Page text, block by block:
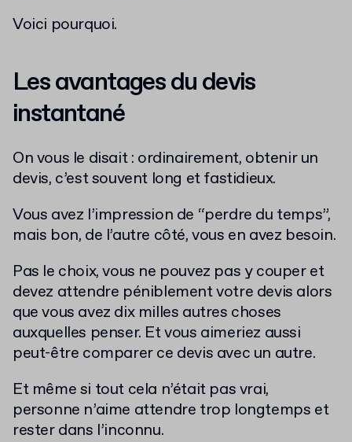
Voici pourquoi.
Les avantages du devis
instantané
On vous le disait : ordinairement, obtenir un
devis, c’est souvent long et fastidieux.
Vous avez l’impression de “perdre du temps”,
mais bon, de l’autre côté, vous en avez besoin.
Pas le choix, vous ne pouvez pas y couper et
devez attendre péniblement votre devis alors
que vous avez dix milles autres choses
auxquelles penser. Et vous aimeriez aussi
peut-être comparer ce devis avec un autre.
Et même si tout cela n’était pas vrai,
personne n’aime attendre trop longtemps et
rester dans l’inconnu.